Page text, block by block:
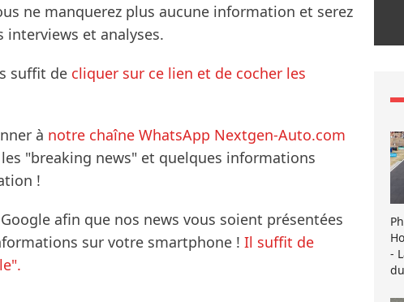
ne manquerez plus aucune information et serez
et analyses.
suffit de cliquer sur ce lien et de cocher les
à notre chaîne WhatsApp Nextgen-Auto.com
"breaking news" et quelques informations
!
afin que nos news vous soient présentées
sur votre smartphone ! Il suffit de
-